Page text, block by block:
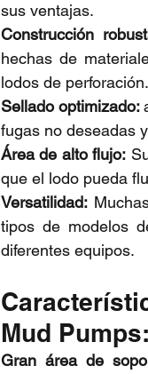
sus ventajas.
Construcción
hechas de
lodos de perforación.
Sellado optimizado:
fugas no deseadas
Área de alto flujo:
que el lodo pueda
Versatilidad:
tipos de modelos
diferentes equipos.
Mud Pumps:
Gran área de